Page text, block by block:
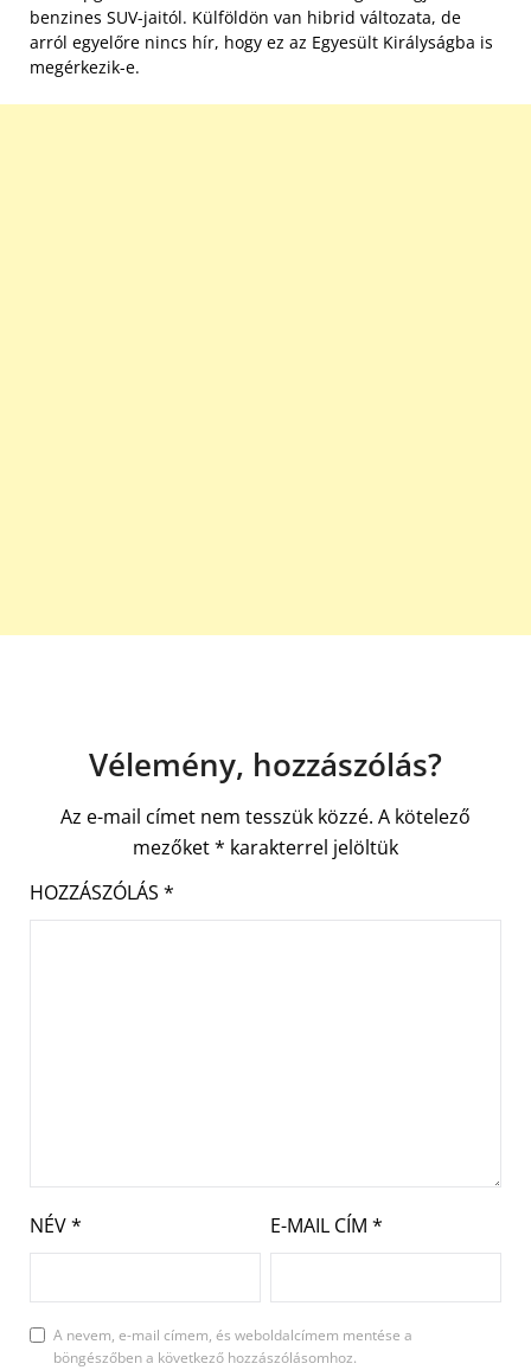
benzines SUV-jaitól. Külföldön van hibrid változata, de
arról egyelőre nincs hír, hogy ez az Egyesült Királyságba is
megérkezik-e.
Vélemény, hozzászólás?
Az e-mail címet nem tesszük közzé. A kötelező
mezőket* karakterrel jelöltük
HOZZÁSZÓLÁS *
NÉV* E-MAIL CÍM *
A nevem, e-mail címem, és weboldalcímem mentése a
böngészőben a következő hozzászólásomhoz.